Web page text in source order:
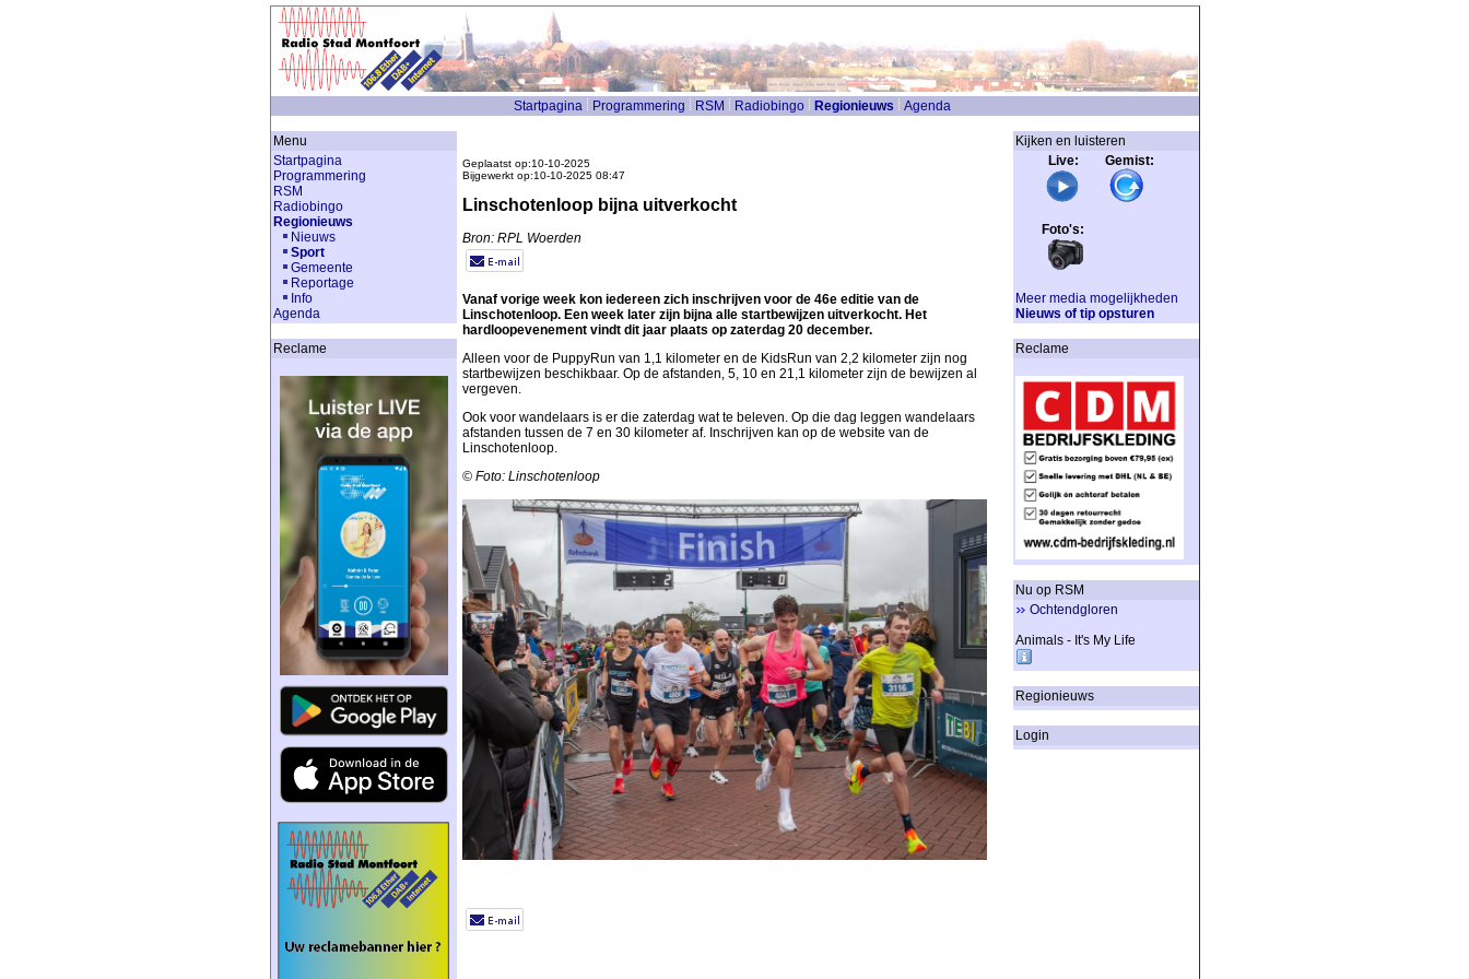
Startpagina Programmering RSM Radiobingo Regionieuws Agenda
Menu
Startpagina
Programmering
RSM
Radiobingo
Regionieuws
Nieuws
Sport
Gemeente
Reportage
Info
Agenda
Reclame
Geplaatst op:10-10-2025
Bijgewerkt op:10-10-2025 08:47
Linschotenloop bijna uitverkocht
Bron: RPL Woerden
Vanaf vorige week kon iedereen zich inschrijven voor de 46e editie van de
Linschotenloop. Een week later zijn bijna alle startbewijzen uitverkocht. Het
hardloopevenement vindt dit jaar plaats op zaterdag 20 december.
Alleen voor de PuppyRun van 1,1 kilometer en de KidsRun van 2,2 kilometer zijn nog
startbewijzen beschikbaar. Op de afstanden, 5, 10 en 21,1 kilometer zijn de bewijzen al
vergeven.
Ook voor wandelaars is er die zaterdag wat te beleven. Op die dag leggen wandelaars
afstanden tussen de 7 en 30 kilometer af. Inschrijven kan op de website van de
Linschotenloop.
© Foto: Linschotenloop
Kijken en luisteren
Live: Gemist:
Foto's:
Meer media mogelijkheden
Nieuws of tip opsturen
Reclame
Nu op RSM
Ochtendgloren
Animals - It's My Life
Regionieuws
Login